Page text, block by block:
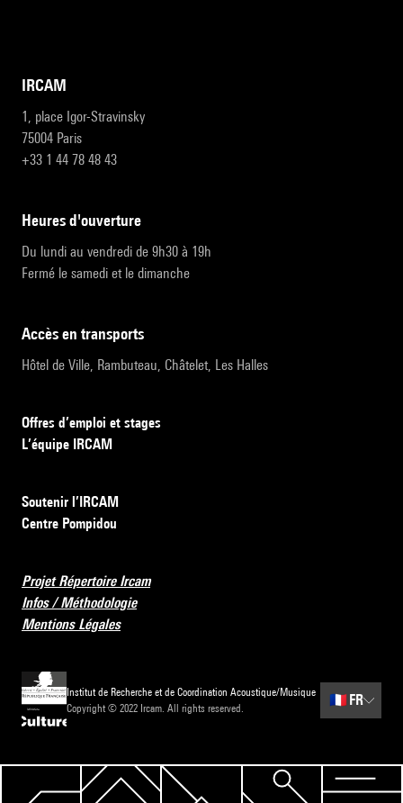
IRCAM
1, place Igor-Stravinsky
75004 Paris
+33 1 44 78 48 43
heures d'ouverture
Du lundi au vendredi de 9h30 à 19h
Fermé le samedi et le dimanche
accès en transports
Hôtel de Ville, Rambuteau, Châtelet, Les Halles
Offres d’emploi et stages
L’équipe IRCAM
Soutenir l’IRCAM
Centre Pompidou
Projet Répertoire Ircam
Infos / Méthodologie
Mentions Légales
Institut de Recherche et de Coordination Acoustique/Musique
Copyright © 2022 Ircam. All rights reserved.
🇫🇷 FR